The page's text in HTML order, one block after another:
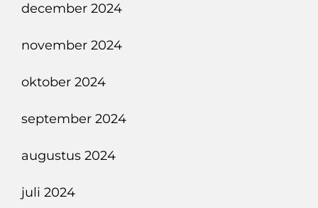
december 2024
november 2024
oktober 2024
september 2024
augustus 2024
juli 2024